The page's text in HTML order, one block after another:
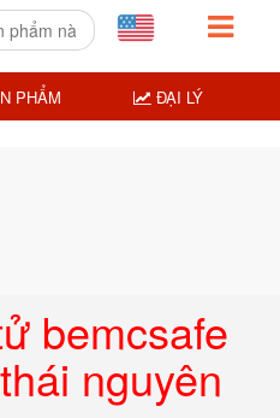
bemcsafe
nguyên
PHẨM ĐẠI LÝ